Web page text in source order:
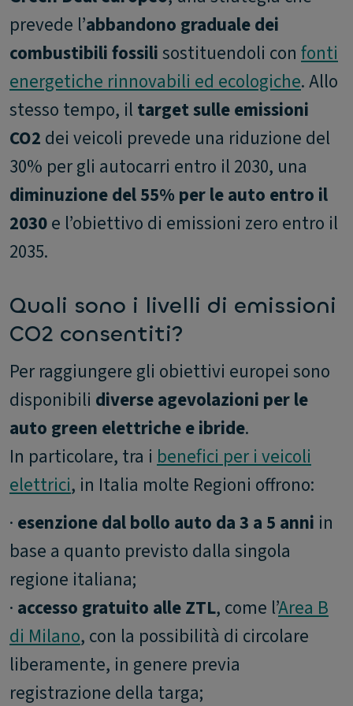
prevede l’abbandono graduale dei
combustibili fossilisostituendoli con fonti
energetiche rinnovabili ed ecologiche. Allo
stesso tempo, il target sulle emissioni
CO2 dei veicoli prevede una riduzione del
30% per gli autocarri entro il 2030, una
diminuzione del 55% per le auto entro il
2030e l’obiettivo di emissioni zero entro il
2035.
Quali sono i livelli di emissioni
CO2 consentiti?
Per raggiungere gli obiettivi europei sono
disponibili diverse agevolazioni per le
auto green elettriche e ibride.
In particolare, tra i benefici per i veicoli
elettrici, in Italia molte Regioni offrono:
· esenzione dal bollo auto da 3 a 5 anni in
base a quanto previsto dalla singola
regione italiana;
· accesso gratuito alle ZTL, come l’Area B
di Milano, con la possibilità di circolare
liberamente, in genere previa
registrazione della targa;